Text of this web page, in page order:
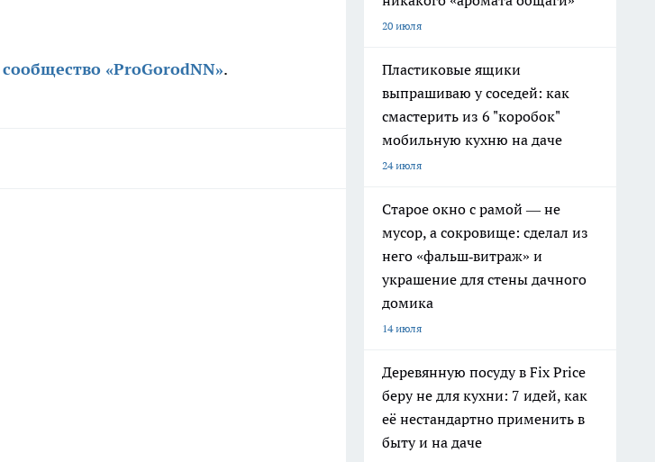
сообщество «ProGorodNN».
20 июля
Пластиковые ящики
выпрашиваю у соседей: как
смастерить из 6 "коробок"
мобильную кухню на даче
24 июля
Старое окно с рамой — не
мусор, а сокровище: сделал из
него «фальш‑витраж» и
украшение для стены дачного
домика
14 июля
Деревянную посуду в Fix Price
беру не для кухни: 7 идей, как
её нестандартно применить в
быту и на даче